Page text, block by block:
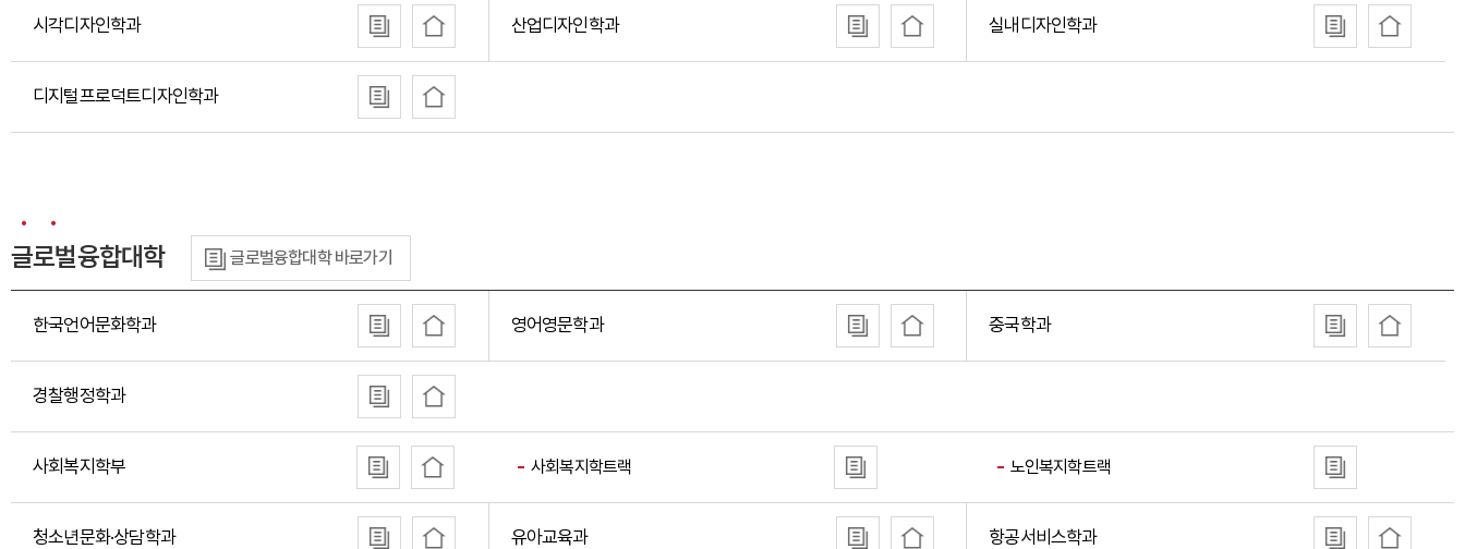
시각디자인학과 산업디자인학과 실내디자인학과
디지털프로덕트디자인학과
글로벌융합대학 글로벌융합대학 바로가기
한국언어문화학과 영어영문학과 중국학과
경찰행정학과
사회복지학부 사회복지학트랙 노인복지학트랙
청소년문화·상담학과 유아교육과 항공서비스학과